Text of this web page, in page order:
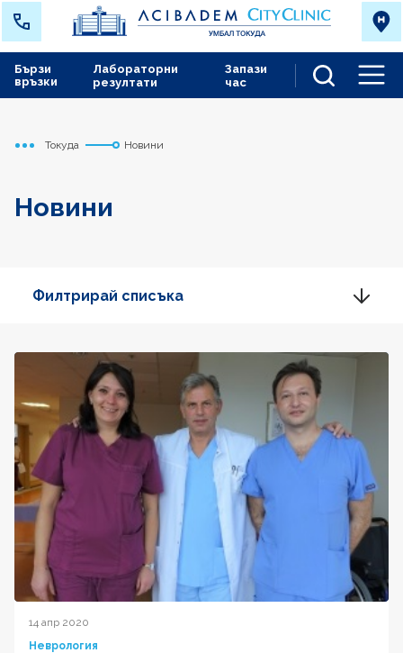
Лабораторни
резултати
Запази
час
Бързи
връзки
Начало
Токуда Новини
Новини
Филтрирай списъка
14 апр 2020
Неврология